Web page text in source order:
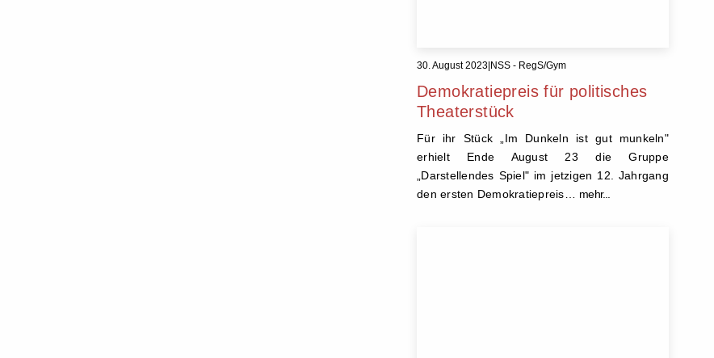
30. August 2023|NSS - RegS/Gym
Demokratiepreis für politisches
Theaterstück
Für ihr Stück „Im Dunkeln ist gut munkeln"
erhielt Ende August 23 die Gruppe
„Darstellendes Spiel" im jetzigen 12. Jahrgang
den ersten Demokratiepreis… mehr...